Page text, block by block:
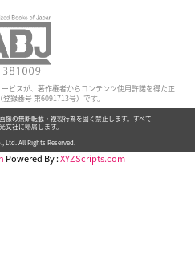
ビスが、著作権者からコンテンツ使用許諾を得た正
録番号 第6091713号）です。
像の無断転載・複製行為を固く禁止します。すべて
文社に帰属します。
Ltd. All Rights Reserved.
Powered By :XYZScripts.com